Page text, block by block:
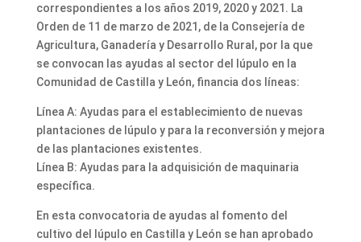
correspondientes a los años 2019, 2020 y 2021. La
Orden de 11 de marzo de 2021, de la Consejería de
Agricultura, Ganadería y Desarrollo Rural, por la que
se convocan las ayudas al sector del lúpulo en la
Comunidad de Castilla y León, financia dos líneas:
Línea A: Ayudas para el establecimiento de nuevas
plantaciones de lúpulo y para la reconversión y mejora
de las plantaciones existentes.
Línea B: Ayudas para la adquisición de maquinaria
específica.
En esta convocatoria de ayudas al fomento del
cultivo del lúpulo en Castilla y León se han aprobado